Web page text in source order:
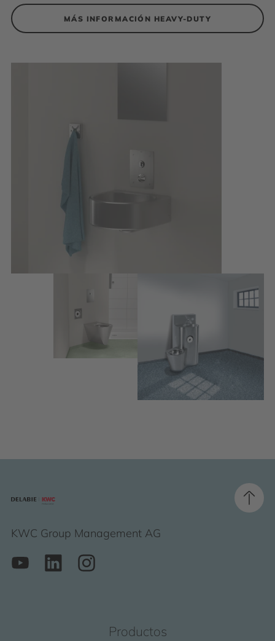
MÁS INFORMACIÓN HEAVY-DUTY
KWC Group Management AG
Productos